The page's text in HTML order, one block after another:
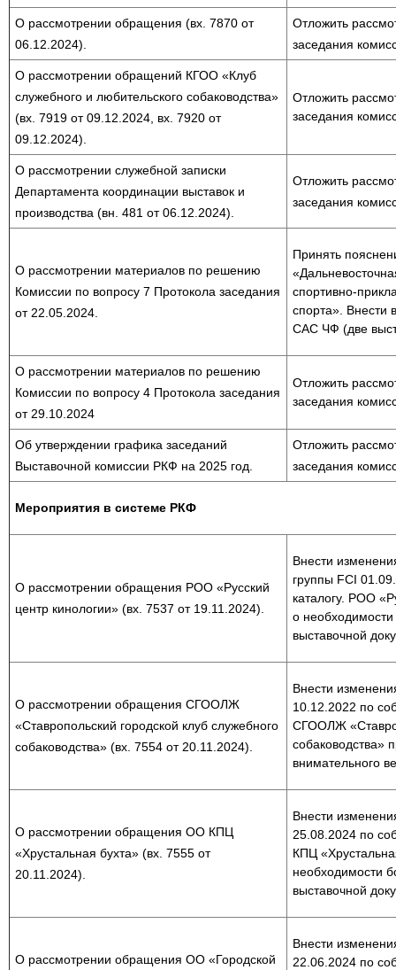
О рассмотрении обращения (вх. 7870 от
06.12.2024).
Отложить
заседания
О рассмотрении обращений КГОО «Клуб
служебного и любительского собаководства»
(вх. 7919 от 09.12.2024, вх. 7920 от
09.12.2024).
Отложить
заседания
О рассмотрении служебной записки
Департамента координации выставок и
производства (вн. 481 от 06.12.2024).
Отложить
заседания
О рассмотрении материалов по решению
Комиссии по вопросу 7 Протокола заседания
от 22.05.2024.
Принять
спортивно-
спорта». Внести
САС ЧФ (две
О рассмотрении материалов по решению
Комиссии по вопросу 4 Протокола заседания
от 29.10.2024
Отложить
заседания
Об утверждении графика заседаний
Выставочной комиссии РКФ на 2025 год.
Отложить
заседания
Мероприятия в системе РКФ
О рассмотрении обращения РОО «Русский
центр кинологии» (вх. 7537 от 19.11.2024).
Внести
группы FCI
каталогу. РОО
о
выставочной
О рассмотрении обращения СГООЛЖ
«Ставропольский городской клуб служебного
собаководства» (вх. 7554 от 20.11.2024).
Внести
10.12.2022 по
СГООЛЖ
собаководства»
внимательного
О рассмотрении обращения ОО КПЦ
«Хрустальная бухта» (вх. 7555 от
20.11.2024).
Внести
25.08.2024 по
КПЦ
необходимости
выставочной
О рассмотрении обращения ОО «Городской
Внести
22.06.2024 по